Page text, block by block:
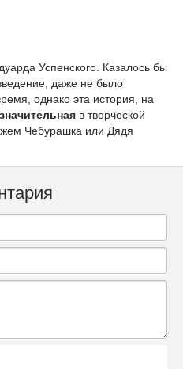
Успенского. Казалось бы
даже не было
однако эта история, на
в творческой
Чебурашка или Дядя